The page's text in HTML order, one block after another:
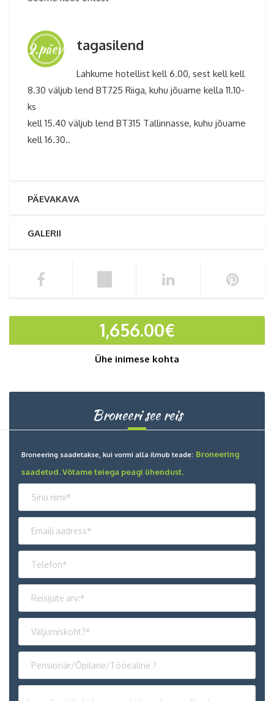
9.päev tagasilend
Lahkume hotellist kell 6.00, sest kell kell
8.30 väljub lend BT725 Riiga, kuhu jõuame kella 11.10-
ks
kell 15.40 väljub lend BT315 Tallinnasse, kuhu jõuame
kell 16.30..
PÄEVAKAVA
GALERII
1,656.00€
Ühe inimese kohta
Broneeri see reis
Broneering saadetakse, kui vormi alla ilmub teade: Broneering
saadetud. Võtame teiega peagi ühendust.